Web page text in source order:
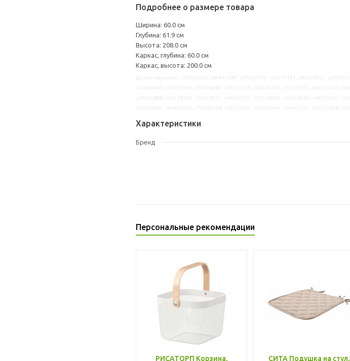
Подробнее о размере товара
Ширина: 60.0 см
Глубина: 61.9 см
Высота: 208.0 см
Каркас, глубина: 60.0 см
Каркас, высота: 200.0 см
Характеристики
Бренд
Персональные рекомендации
РИСАТОРП Корзина,
СИТА Подушка на стул,